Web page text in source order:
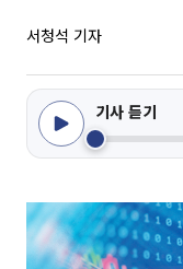
서청석 기자
기사 듣기